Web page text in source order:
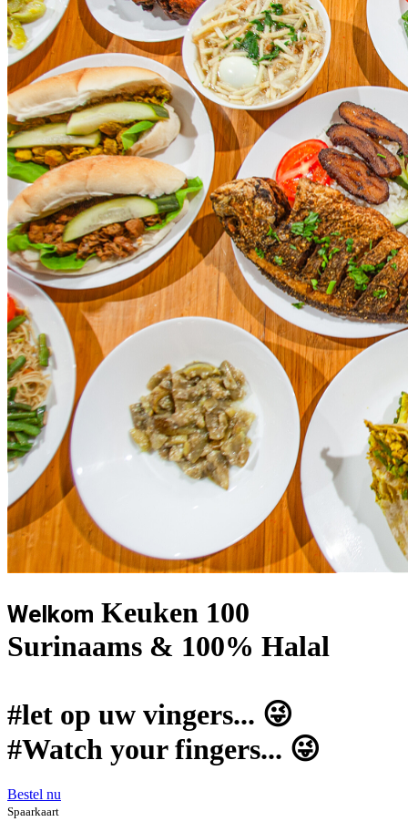
Welkom Keuken 100
Surinaams & 100% Halal
#let op uw vingers... 😜
#Watch your fingers... 😜
Bestel nu
Spaarkaart